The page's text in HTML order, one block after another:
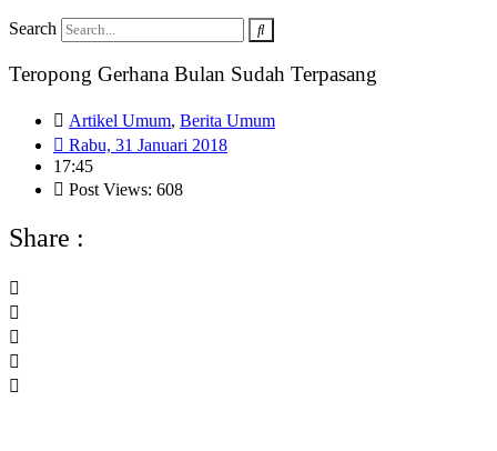
Search
Teropong Gerhana Bulan Sudah Terpasang
Artikel Umum, Berita Umum
Rabu, 31 Januari 2018
17:45
Post Views: 608
Share :